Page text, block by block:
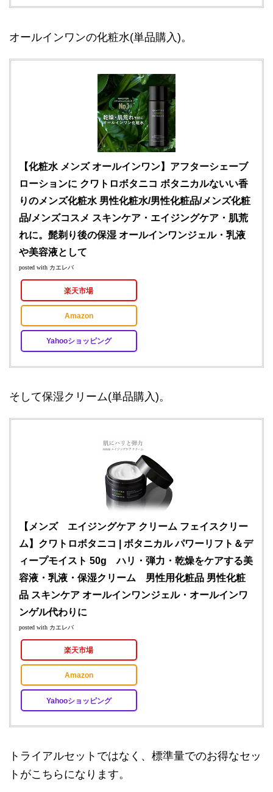
オールインワンの化粧水(単品購入)。
【化粧水 メンズ オールインワン】アフターシェーブ
ローションに クワトロボタニコ ボタニカルないい香
りのメンズ化粧水 男性化粧水/男性化粧品/メンズ化粧
品/メンズコスメ スキンケア・エイジングケア・肌荒
れに。髭剃り後の保湿 オールインワンジェル・乳液
や美容液として
posted with カエレバ
楽天市場
Amazon
Yahooショッピング
そして保湿クリーム(単品購入)。
【メンズ エイジングケア クリーム フェイスクリー
ム】クワトロボタニコ | ボタニカル パワーリフト＆デ
ィープモイスト 50g ハリ・弾力・乾燥をケアする美
容液・乳液・保湿クリーム 男性用化粧品 男性化粧
品 スキンケア オールインワンジェル・オールインワ
ンゲル代わりに
posted with カエレバ
楽天市場
Amazon
Yahooショッピング
トライアルセットではなく、標準量でのお得なセッ
トがこちらになります。